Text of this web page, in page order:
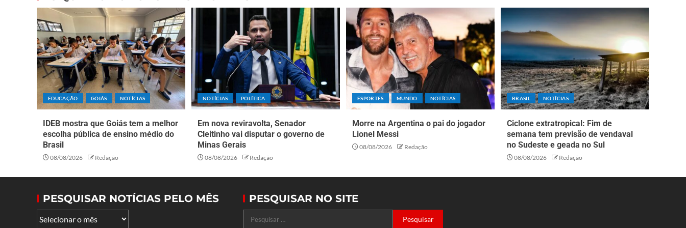
EDUCAÇÃO GOIÁS NOTÍCIAS
IDEB mostra que Goiás tem a melhor
escolha pública de ensino médio do
Brasil
08/08/2026 Redação
NOTÍCIAS POLÍTICA
Em nova reviravolta, Senador
Cleitinho vai disputar o governo de
Minas Gerais
08/08/2026 Redação
ESPORTES MUNDO NOTÍCIAS
Morre na Argentina o pai do jogador
Lionel Messi
08/08/2026 Redação
BRASIL NOTÍCIAS
Ciclone extratropical: Fim de
semana tem previsão de vendaval
no Sudeste e geada no Sul
08/08/2026 Redação
PESQUISAR NOTÍCIAS PELO MÊS PESQUISAR NO SITE